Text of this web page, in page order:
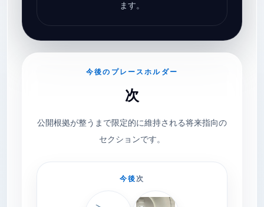
ます。
今後のプレースホルダー
次
公開根拠が整うまで限定的に維持される将来指向の
セクションです。
今後次